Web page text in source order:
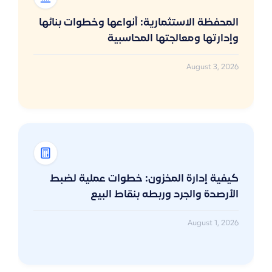
المحفظة الاستثمارية: أنواعها وخطوات بنائها
وإدارتها ومعالجتها المحاسبية
August 3, 2026
كيفية إدارة المخزون: خطوات عملية لضبط
الأرصدة والجرد وربطه بنقاط البيع
August 1, 2026